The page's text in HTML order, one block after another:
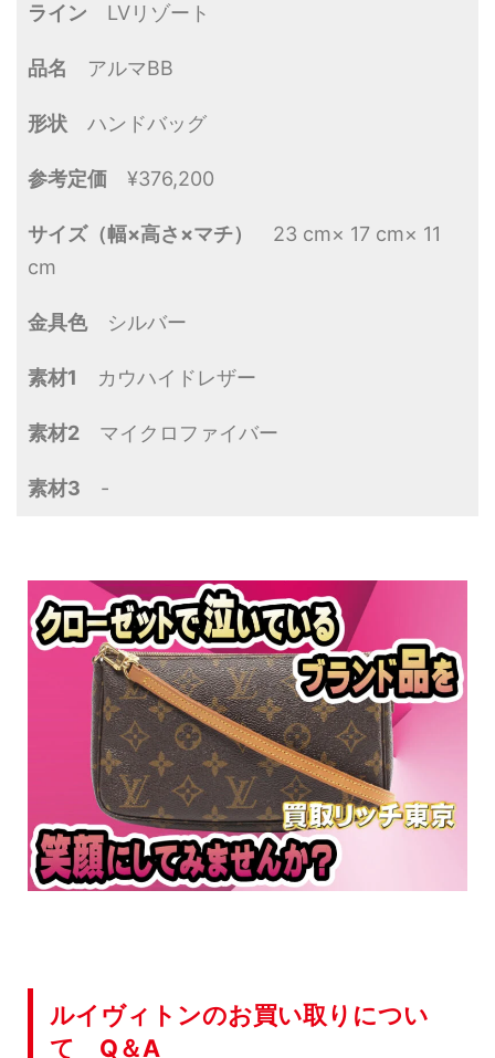
ライン LVリゾート
品名 アルマBB
形状 ハンドバッグ
参考定価 ¥376,200
サイズ（幅×高さ×マチ）
23 cm× 17 cm× 11
cm
金具色シルバー
素材1 カウハイドレザー
素材2 マイクロファイバー
素材3 -
ルイヴィトンのお買い取りについ
て Q＆A